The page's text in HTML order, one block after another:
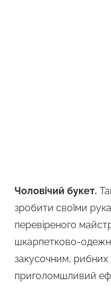
Чоловічий букет.
зробити своїми
перевіреного
шкарпетково-
закусочним,
приголомшливий